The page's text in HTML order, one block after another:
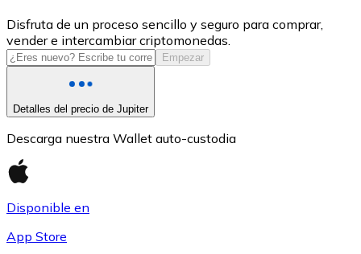
USD Coin
USDC
Disfruta de un proceso sencillo y seguro para comprar,
vender e intercambiar criptomonedas.
Empezar
Detalles del precio de Jupiter
Descarga nuestra Wallet auto-custodia
Disponible en
App Store